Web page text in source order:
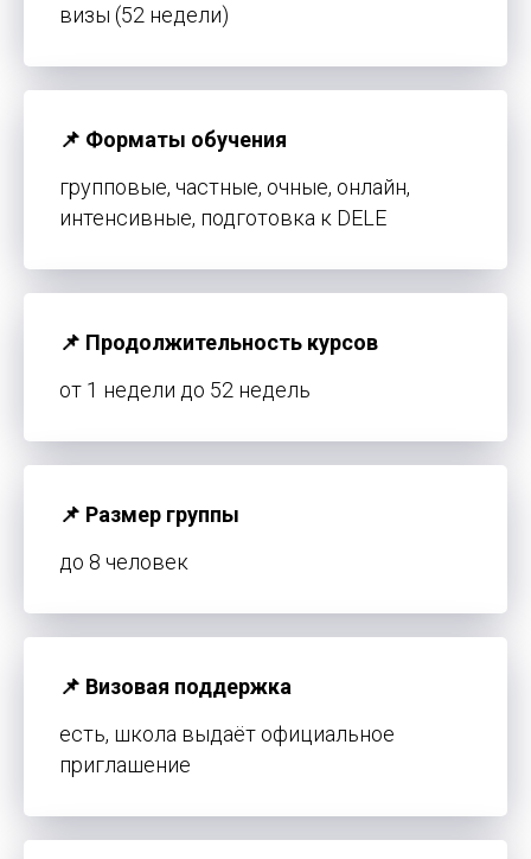
визы (52 недели)
📌 Форматы обучения
групповые, частные, очные, онлайн,
интенсивные, подготовка к DELE
📌 Продолжительность курсов
от 1 недели до 52 недель
📌 Размер группы
до 8 человек
📌 Визовая поддержка
есть, школа выдаёт официальное
приглашение